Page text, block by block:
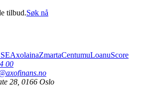
tilbud.Søk nå
AxolainaZmartaCentumuLoanuScore
00
28, 0166 Oslo